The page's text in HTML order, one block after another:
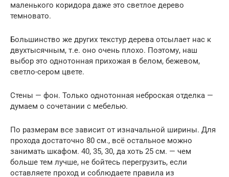
маленького коридора даже это светлое дерево
темновато.
Большинство же других текстур дерева отсылает нас к
двухтысячным, т.е. оно очень плохо. Поэтому, наш
выбор это однотонная прихожая в белом, бежевом,
светло-сером цвете.
Стены — фон. Только однотонная неброская отделка —
думаем о сочетании с мебелью.
По размерам все зависит от изначальной ширины. Для
прохода достаточно 80 см., всё остальное можно
занимать шкафом. 40, 35, 30, да хоть 25 см. — чем
больше тем лучше, не бойтесь перегрузить, если
оставляете проход и соблюдаете правила из